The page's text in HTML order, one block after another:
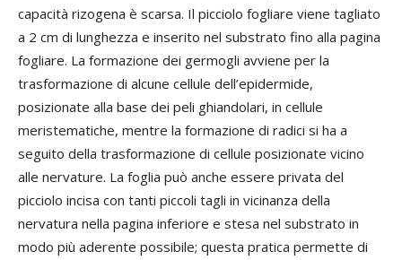
capacità rizogena è scarsa. Il picciolo fogliare viene tagliato
a 2 cm di lunghezza e inserito nel substrato fino alla pagina
fogliare. La formazione dei germogli avviene per la
trasformazione di alcune cellule dell’epidermide,
posizionate alla base dei peli ghiandolari, in cellule
meristematiche, mentre la formazione di radici si ha a
seguito della trasformazione di cellule posizionate vicino
alle nervature. La foglia può anche essere privata del
picciolo incisa con tanti piccoli tagli in vicinanza della
nervatura nella pagina inferiore e stesa nel substrato in
modo più aderente possibile; questa pratica permette di